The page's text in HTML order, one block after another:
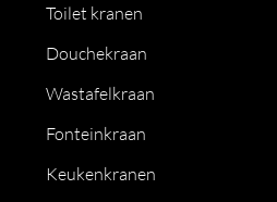
Toilet kranen
Douchekraan
Wastafelkraan
Fonteinkraan
Keukenkranen